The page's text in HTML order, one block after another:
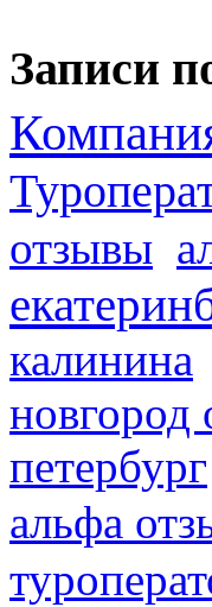
Записи
отзывы
калинина
новгород
петербург
альфа